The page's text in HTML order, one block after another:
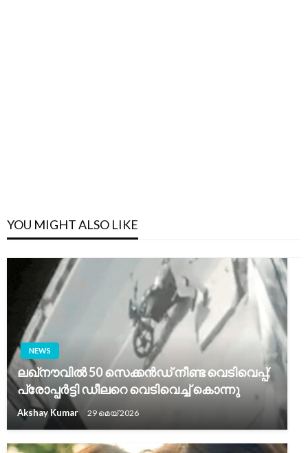
YOU MIGHT ALSO LIKE
NEWS
ലഖ്‌നൗവിൽ 50 സെക്കൻഡ് നീണ്ട വെടിവെപ്പ്;
പ്രോപ്പർട്ടി ഡീലറെ വെടിവെച്ച് കൊന്നു
Akshay Kumar 29 മെയ്‌ 2026